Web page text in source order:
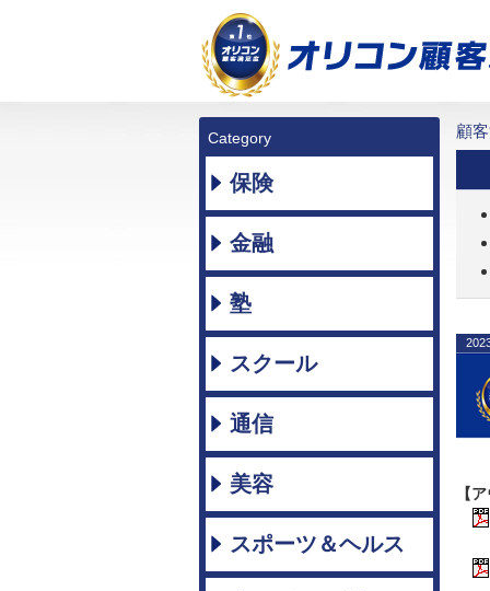
Category
保険
金融
塾
スクール
通信
美容
スポーツ＆ヘルス
顧
【